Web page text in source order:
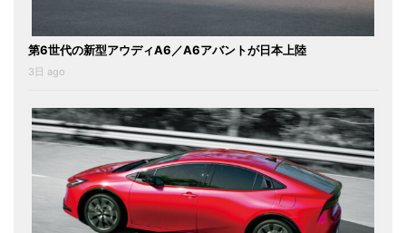
第6世代の新型アウディA6／A6アバントが日本上陸
3日 ago